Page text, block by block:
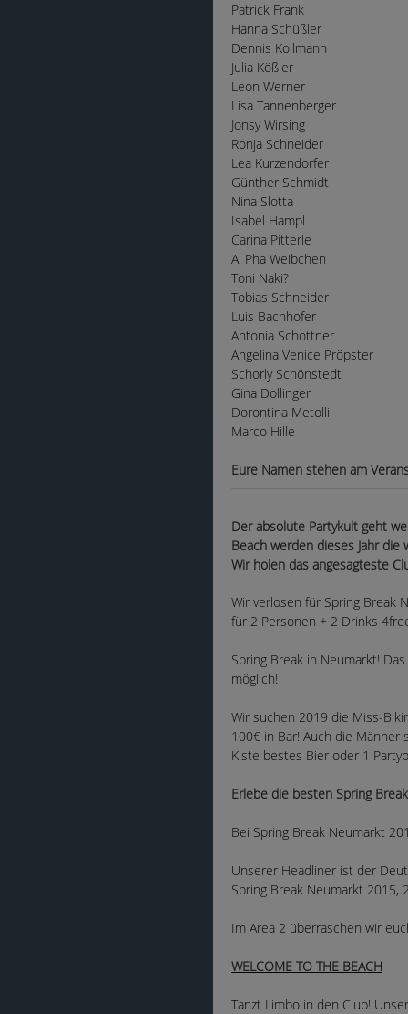
Patrick Frank
Hanna Schüßler
Dennis Kollmann
Julia Kößler
Leon Werner
Lisa Tannenberger
Jonsy Wirsing
Ronja Schneider
Lea Kurzendorfer
Günther Schmidt
Nina Slotta
Isabel Hampl
Carina Pitterle
Al Pha Weibchen
Toni Naki?
Tobias Schneider
Luis Bachhofer
Antonia Schottner
Angelina Venice Pröpster
Schorly Schönstedt
Gina Dollinger
Dorontina Metolli
Marco Hille
Eure Namen stehen am
Der absolute Partykult geht
Beach werden dieses Jahr
Wir holen das angesagteste
Wir verlosen für Spring Break
für 2 Personen + 2 Drinks
Spring Break in Neumarkt!
möglich!
Wir suchen 2019 die Miss-
100€ in Bar! Auch die
Kiste bestes Bier oder 1
Erlebe die besten Spring
Bei Spring Break Neumarkt
Unserer Headliner ist der
Spring Break Neumarkt 2015,
Im Area 2 überraschen wir
WELCOME TO THE BEACH
Tanzt Limbo in den Club!